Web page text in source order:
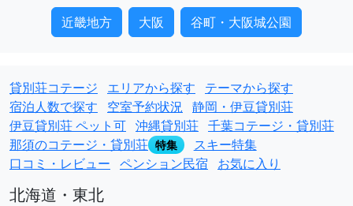
近畿地方 大阪 谷町・大阪城公園
貸別荘コテージ エリアから探す
テーマから探す
宿泊人数で探す
空室予約状況 静岡・伊豆貸別荘
伊豆貸別荘 ペット可 沖縄貸別荘 千葉コテージ・貸別荘
那須のコテージ・貸別荘 特集
スキー特集
口コミ・レビュー ペンション民宿 お気に入り
北海道・東北